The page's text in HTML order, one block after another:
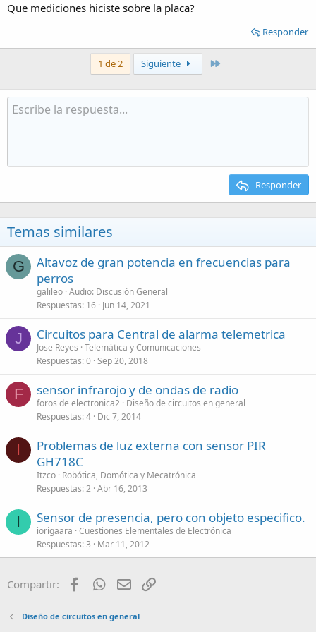
Que mediciones hiciste sobre la placa?
Responder
1 de 2 Siguiente
Responder
Temas similares
G
Altavoz de gran potencia en frecuencias para
perros
galileo Audio: Discusión General
Respuestas 16 Jun 14, 2021
J Circuitos para Central de alarma telemetrica
Jose Reyes Telemática y Comunicaciones
Respuestas 0 Sep 20, 2018
F sensor infrarojo y de ondas de radio
foros de electronica2 Diseño de circuitos en general
Respuestas 4 Dic 7, 2014
I
Problemas de luz externa con sensor PIR
GH718C
Itzco Robótica, Domótica y Mecatrónica
Respuestas 2 Abr 16, 2013
I Sensor de presencia, pero con objeto especifico.
iorigaara Cuestiones Elementales de Electrónica
Respuestas 3 Mar 11, 2012
Compartir: FacebookWhatsApp
Email
Diseño de circuitos en general